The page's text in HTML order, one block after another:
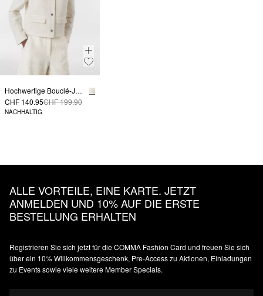
Hochwertige Bouclé-Jacke mit dezentem Glitzergarn
CHF 140.95CHF 199.90
NACHHALTIG
ALLE VORTEILE, EINE KARTE. JETZT
ANMELDEN UND 10% AUF DIE ERSTE
BESTELLUNG ERHALTEN
Registrieren Sie sich jetzt für die COMMA Fashion Card und freuen Sie sich
über ein 10% Willkommensgeschenk, Pre-Access zu Aktionen, Einladungen
zu Events sowie viele weitere Member Specials.